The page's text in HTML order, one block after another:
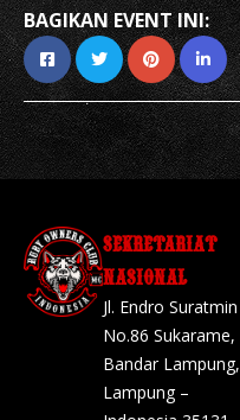
BAGIKAN EVENT INI:
SEKRETARIAT
NASIONAL
Jl. Endro Suratmin
No.86 Sukarame,
Bandar Lampung,
Lampung –